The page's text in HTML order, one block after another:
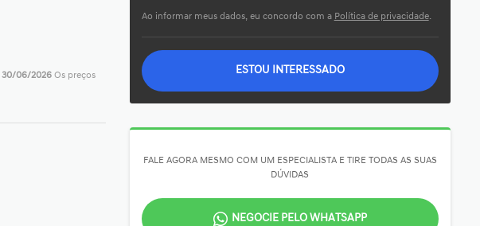
30/06/2026 Os preços
Ao informar meus dados, eu concordo com a Política de privacidade.
ESTOU INTERESSADO
FALE AGORA MESMO COM UM ESPECIALISTA E TIRE TODAS AS SUAS
DÚVIDAS
NEGOCIE PELO WHATSAPP